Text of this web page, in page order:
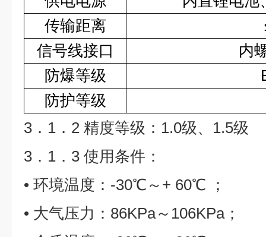
传输距离
信号线接口
内
防爆等级
防护等级
3．1．2 精度等级：1.0级、1.5级
3．1．3 使用条件：
• 环境温度：-30℃～+ 60℃ ；
• 大气压力：86KPa～106KPa；